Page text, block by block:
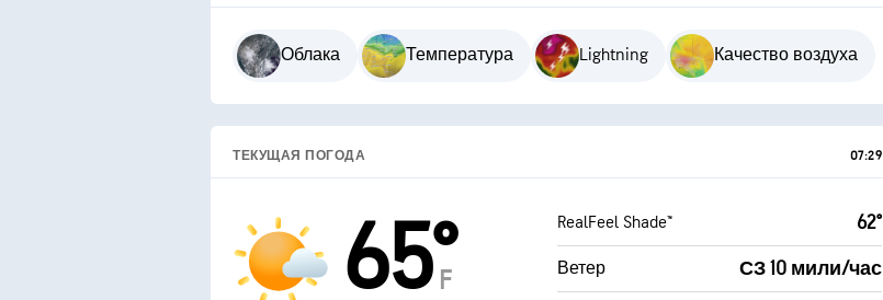
Облака Температура Lightning Качество воздуха
ТЕКУЩАЯ ПОГОДА 07:29
65°
F
RealFeel Shade™ 62°
Ветер СЗ 10 мили/час